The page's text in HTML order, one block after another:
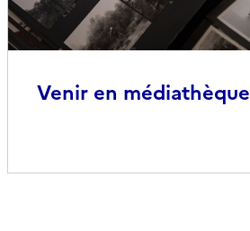
Venir en médiathèque